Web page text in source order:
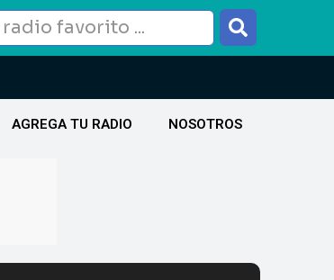
AGREGA TU RADIO NOSOTROS